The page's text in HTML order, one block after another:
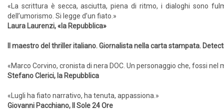
«La scrittura è secca, asciutta, piena di ritmo, i dialoghi sono
dell’umorismo. Si legge d’un fiato.»
Laura Laurenzi, «la Repubblica»
Il maestro del thriller italiano. Giornalista nella carta stampata.
«Marco Corvino, cronista di nera DOC. Un personaggio che, fossi nel
Stefano Clerici, la Repubblica
«Lugli ha fiato narrativo, ha tenuta, appassiona.»
Giovanni Pacchiano, Il Sole 24 Ore